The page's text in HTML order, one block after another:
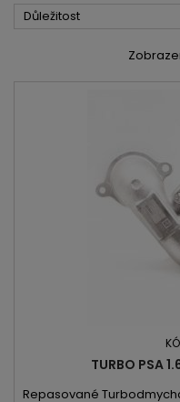
Důležitost
TURBO PSA
Repasované